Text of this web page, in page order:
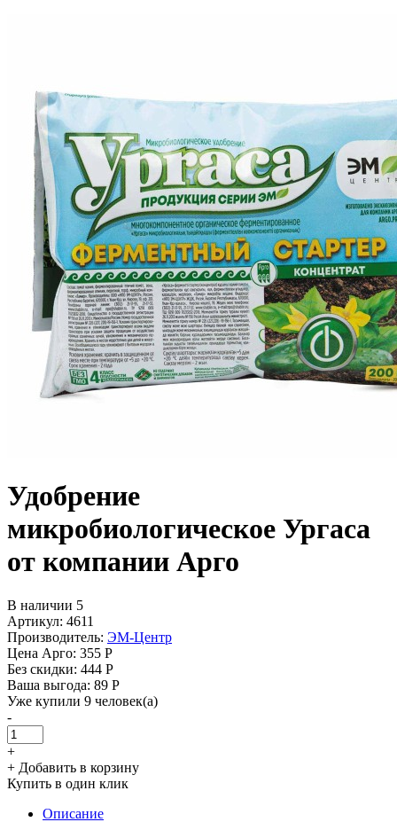
Удобрение
микробиологическое Ургаса
от компании Арго
В наличии 5
Артикул: 4611
Производитель: ЭМ-Центр
Цена Арго: 355 Р
Без скидки: 444 Р
Ваша выгода: 89 Р
Уже купили 9 человек(а)
-
+
+ Добавить в корзину
Купить в один клик
Описание